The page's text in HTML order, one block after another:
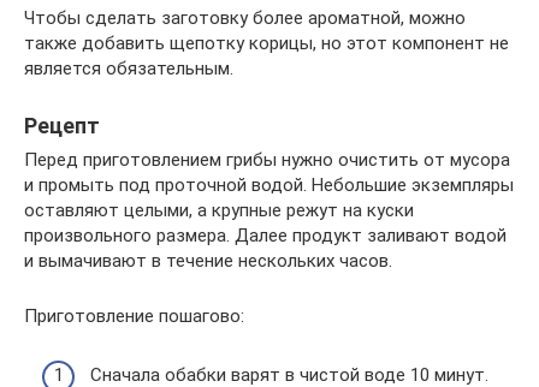
Чтобы сделать заготовку более ароматной, можно
также добавить щепотку корицы, но этот компонент не
является обязательным.
Рецепт
Перед приготовлением грибы нужно очистить от мусора
и промыть под проточной водой. Небольшие экземпляры
оставляют целыми, а крупные режут на куски
произвольного размера. Далее продукт заливают водой
и вымачивают в течение нескольких часов.
Приготовление пошагово:
Сначала обабки варят в чистой воде 10 минут.